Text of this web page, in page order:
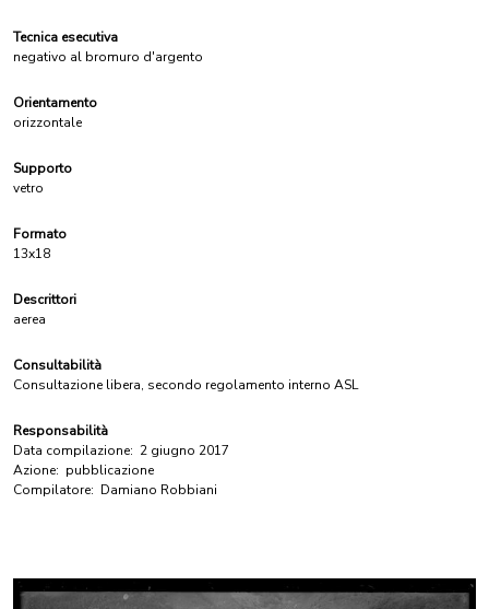
Tecnica esecutiva
negativo al bromuro d'argento
Orientamento
orizzontale
Supporto
vetro
Formato
13x18
Descrittori
aerea
Consultabilità
Consultazione libera, secondo regolamento interno ASL
Responsabilità
Data compilazione: 2 giugno 2017
Azione: pubblicazione
Compilatore: Damiano Robbiani